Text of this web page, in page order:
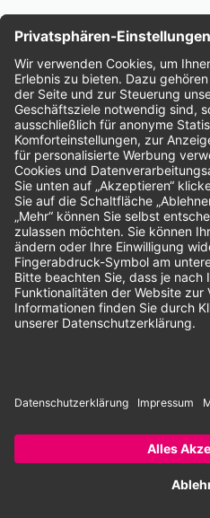
Bewertungen
Unsere Zahlungsarten:
Rechnung SEPA-Lastschrift